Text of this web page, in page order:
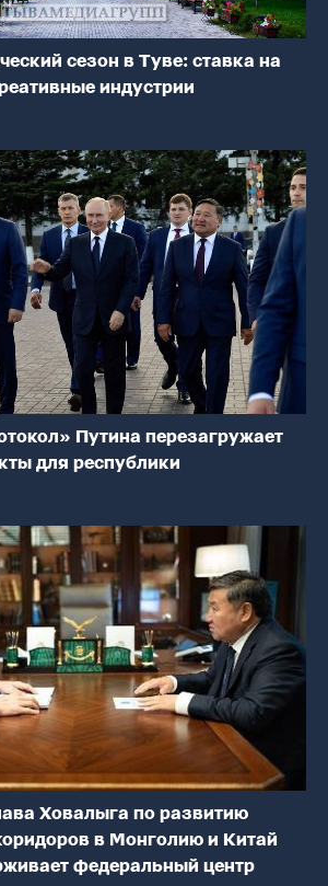
сезон в Туве: ставка на
индустрии
Путина перезагружает
для республики
Ховалыга по развитию
в Монголию и Китай
федеральный центр